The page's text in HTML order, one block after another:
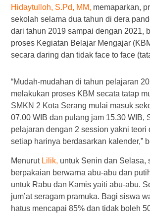
Hidaytulloh, S.Pd, MM, memaparkan,
sekolah selama dua tahun di dera
dari tahun 2019 sampai dengan 2021,
proses Kegiatan Belajar Mengajar
secara daring dan tidak face to face
“Mudah-mudahan di tahun pelajaran
melakukan proses KBM secata tatap
SMKN 2 Kota Serang mulai masuk
07.00 WIB dan pulang jam 15.30 WIB,
pelajaran dengan 2 session yakni teori
setiap harinya berdasarkan kalender,”
Menurut Lilik, untuk Senin dan Selasa,
berpakaian berwarna abu-abu dan
untuk Rabu dan Kamis yaiti abu-abu.
jum’at seragam pramuka. Bagi siswa
hatus mencapai 85% dan tidak boleh